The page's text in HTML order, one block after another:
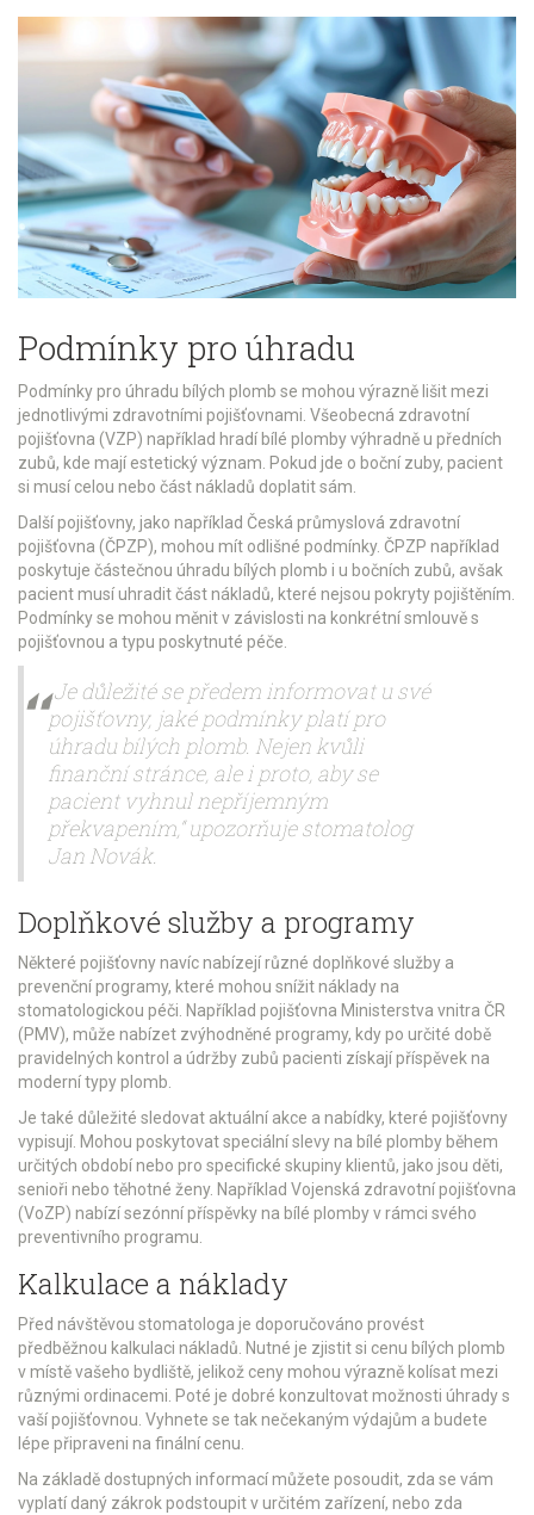
Podmínky pro úhradu
Podmínky pro úhradu bílých plomb se mohou výrazně lišit mezi
jednotlivými zdravotními pojišťovnami. Všeobecná zdravotní
pojišťovna (VZP) například hradí bílé plomby výhradně u předních
zubů, kde mají estetický význam. Pokud jde o boční zuby, pacient
si musí celou nebo část nákladů doplatit sám.
Další pojišťovny, jako například Česká průmyslová zdravotní
pojišťovna (ČPZP), mohou mít odlišné podmínky. ČPZP například
poskytuje částečnou úhradu bílých plomb i u bočních zubů, avšak
pacient musí uhradit část nákladů, které nejsou pokryty pojištěním.
Podmínky se mohou měnit v závislosti na konkrétní smlouvě s
pojišťovnou a typu poskytnuté péče.
„Je důležité se předem informovat u své
pojišťovny, jaké podmínky platí pro
úhradu bílých plomb. Nejen kvůli
finanční stránce, ale i proto, aby se
pacient vyhnul nepříjemným
překvapením,“ upozorňuje stomatolog
Jan Novák.
Doplňkové služby a programy
Některé pojišťovny navíc nabízejí různé doplňkové služby a
prevenční programy, které mohou snížit náklady na
stomatologickou péči. Například pojišťovna Ministerstva vnitra ČR
(PMV), může nabízet zvýhodněné programy, kdy po určité době
pravidelných kontrol a údržby zubů pacienti získají příspěvek na
moderní typy plomb.
Je také důležité sledovat aktuální akce a nabídky, které pojišťovny
vypisují. Mohou poskytovat speciální slevy na bílé plomby během
určitých období nebo pro specifické skupiny klientů, jako jsou děti,
senioři nebo těhotné ženy. Například Vojenská zdravotní pojišťovna
(VoZP) nabízí sezónní příspěvky na bílé plomby v rámci svého
preventivního programu.
Kalkulace a náklady
Před návštěvou stomatologa je doporučováno provést
předběžnou kalkulaci nákladů. Nutné je zjistit si cenu bílých plomb
v místě vašeho bydliště, jelikož ceny mohou výrazně kolísat mezi
různými ordinacemi. Poté je dobré konzultovat možnosti úhrady s
vaší pojišťovnou. Vyhnete se tak nečekaným výdajům a budete
lépe připraveni na finální cenu.
Na základě dostupných informací můžete posoudit, zda se vám
vyplatí daný zákrok podstoupit v určitém zařízení, nebo zda